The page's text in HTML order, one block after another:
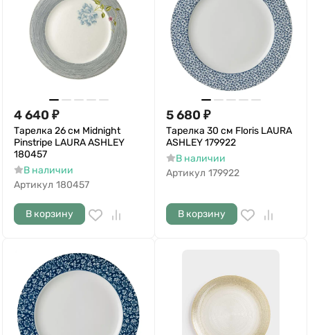
4 640 ₽
Тарелка 26 см Midnight
Pinstripe LAURA ASHLEY
180457
В наличии
Артикул 180457
В корзину
5 680 ₽
Тарелка 30 см Floris LAURA
ASHLEY 179922
В наличии
Артикул 179922
В корзину